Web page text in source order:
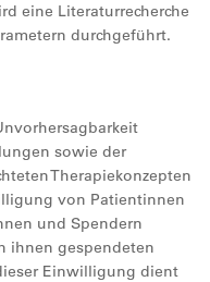
eine Literaturrecherche
durchgeführt.
sowie der
Therapiekonzepten
von Patientinnen
und Spendern
ihnen gespendeten
Einwilligung dient